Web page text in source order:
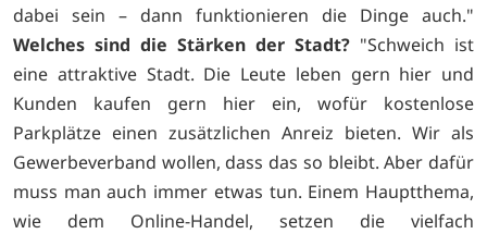
dabei sein – dann funktionieren die Dinge auch."
Welches sind die Stärken der Stadt? "Schweich ist
eine attraktive Stadt. Die Leute leben gern hier und
Kunden kaufen gern hier ein, wofür kostenlose
Parkplätze einen zusätzlichen Anreiz bieten. Wir als
Gewerbeverband wollen, dass das so bleibt. Aber dafür
muss man auch immer etwas tun. Einem Hauptthema,
wie dem Online-Handel, setzen die vielfach